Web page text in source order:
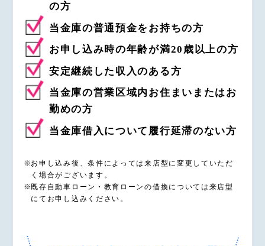
の方
当金庫の普通預金をお持ちの方
お申し込み時の年齢が満20歳以上の方
安定継続した収入のある方
当金庫の営業区域内お住まいまたはお
勤めの方
当金庫借入について履行延滞のない方
お申し込み後、条件によっては来店型に変更していただ
く場合がございます。
既存自動車ローン・教育ローンの借換については来店型
にてお申し込みください。